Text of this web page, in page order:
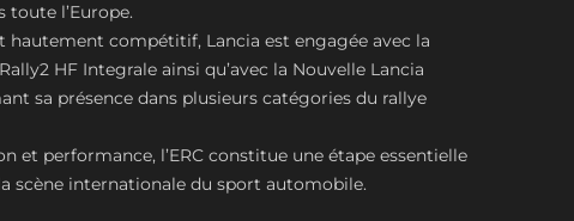
l’Europe.
hautement compétitif, Lancia est engagée avec la
HF Integrale ainsi qu’avec la Nouvelle Lancia
sa présence dans plusieurs catégories du rallye
et performance, l’ERC constitue une étape essentielle
scène internationale du sport automobile.